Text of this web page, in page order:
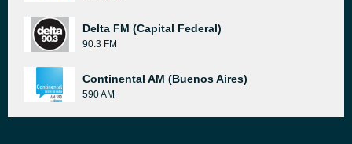
Delta FM (Capital Federal)
90.3 FM
Continental AM (Buenos Aires)
590 AM